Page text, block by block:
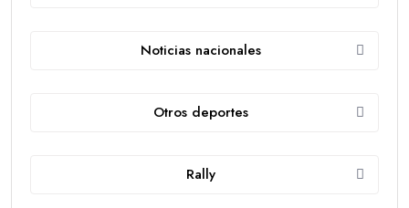
Noticias nacionales
Otros deportes
Rally